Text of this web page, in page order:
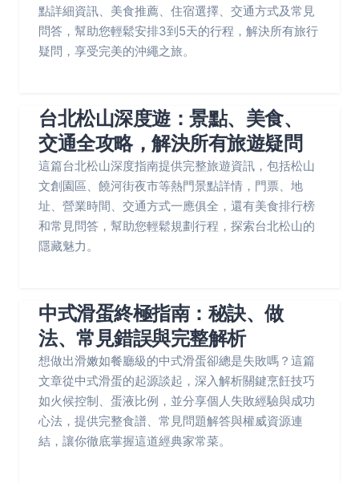
點詳細資訊、美食推薦、住宿選擇、交通方式及常見
問答，幫助您輕鬆安排3到5天的行程，解決所有旅行
疑問，享受完美的沖繩之旅。
台北松山深度遊：景點、美食、
交通全攻略，解決所有旅遊疑問
這篇台北松山深度指南提供完整旅遊資訊，包括松山
文創園區、饒河街夜市等熱門景點詳情，門票、地
址、營業時間、交通方式一應俱全，還有美食排行榜
和常見問答，幫助您輕鬆規劃行程，探索台北松山的
隱藏魅力。
中式滑蛋終極指南：秘訣、做
法、常見錯誤與完整解析
想做出滑嫩如餐廳級的中式滑蛋卻總是失敗嗎？這篇
文章從中式滑蛋的起源談起，深入解析關鍵烹飪技巧
如火候控制、蛋液比例，並分享個人失敗經驗與成功
心法，提供完整食譜、常見問題解答與權威資源連
結，讓你徹底掌握這道經典家常菜。